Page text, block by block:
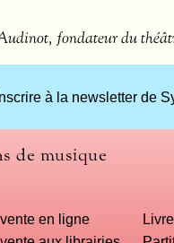
fondateur du
à la newsletter de
de musique
en ligne